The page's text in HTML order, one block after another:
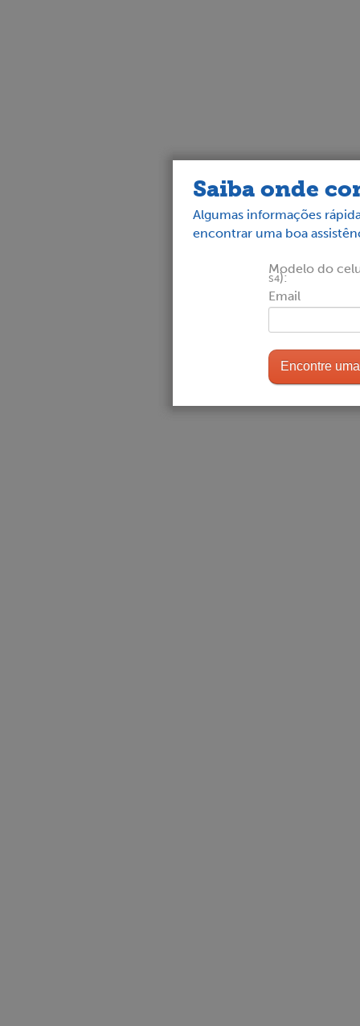
Saiba onde
Algumas informações
encontrar uma boa
Modelo do
S4):
Email